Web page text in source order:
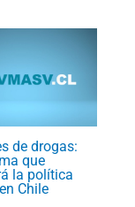
de drogas:
que
la política
Chile